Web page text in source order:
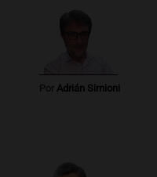
Por Adrián Simioni